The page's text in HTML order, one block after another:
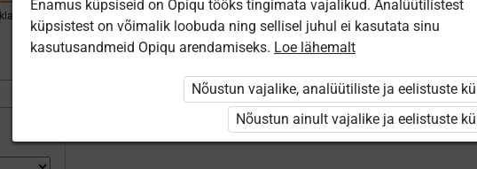
Pärimusmuusika
Keskus MTÜ
Enamus küpsiseid on Opiqu tööks tingimata vajalikud. Analüütilistest
küpsistest on võimalik loobuda ning sellisel juhul ei kasutata sinu
kasutusandmeid Opiqu arendamiseks. Loe lähemalt
Nõustun vajalike, analüütiliste ja eelistuste
Nõustun ainult vajalike ja eelistuste